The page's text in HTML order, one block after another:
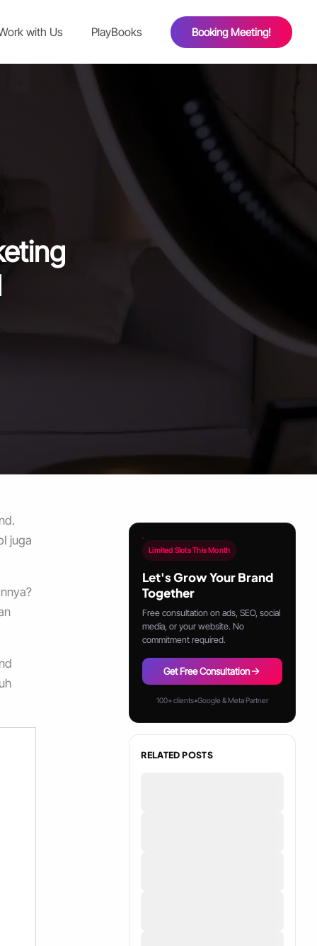
with Us PlayBooks Booking Meeting!
juga
Limited Slots This Month
Let's Grow Your Brand
Together
Free consultation on ads, SEO, social
media, or your website. No
commitment required.
Get Free Consultation
100+ clients•Google & Meta Partner
RELATED POSTS